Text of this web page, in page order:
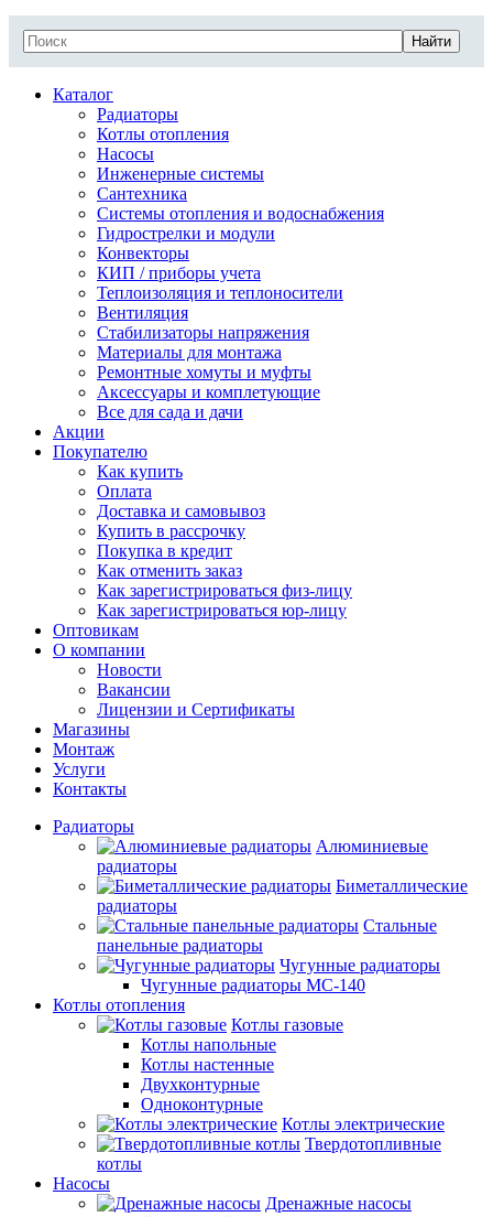
Найти
Каталог
Радиаторы
Котлы отопления
Насосы
Инженерные системы
Сантехника
Системы отопления и водоснабжения
Гидрострелки и модули
Конвекторы
КИП / приборы учета
Теплоизоляция и теплоносители
Вентиляция
Стабилизаторы напряжения
Материалы для монтажа
Ремонтные хомуты и муфты
Аксессуары и комплетующие
Все для сада и дачи
Акции
Покупателю
Как купить
Оплата
Доставка и самовывоз
Купить в рассрочку
Покупка в кредит
Как отменить заказ
Как зарегистрироваться физ-лицу
Как зарегистрироваться юр-лицу
Оптовикам
О компании
Новости
Вакансии
Лицензии и Сертификаты
Магазины
Монтаж
Услуги
Контакты
Радиаторы
Алюминиевые
радиаторы
Биметаллические
радиаторы
Стальные
панельные радиаторы
Чугунные радиаторы
Чугунные радиаторы МС-140
Котлы отопления
Котлы газовые
Котлы напольные
Котлы настенные
Двухконтурные
Одноконтурные
Котлы электрические
Твердотопливные
котлы
Насосы
Дренажные насосы